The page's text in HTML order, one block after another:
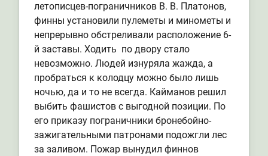
летописцев-пограничников В. В. Платонов,
финны установили пулеметы и минометы и
непрерывно обстреливали расположение 6-
й заставы. Ходить по двору стало
невозможно. Людей изнуряла жажда, а
пробраться к колодцу можно было лишь
ночью, да и то не всегда. Кайманов решил
выбить фашистов с выгодной позиции. По
его приказу пограничники бронебойно-
зажигательными патронами подожгли лес
за заливом. Пожар вынудил финнов